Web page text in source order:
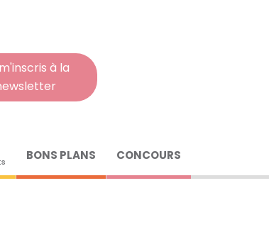
à la
BONS PLANS CONCOURS